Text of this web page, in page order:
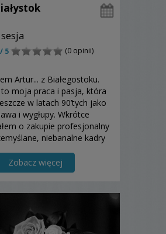
5
(0 opinii)
Artur... z Białegostoku.
moja praca i pasja, która
w latach 90’tych jako
i wygłupy. Wkrótce
o zakupie profesjonalny
niebanalne kadry
Zobacz więcej